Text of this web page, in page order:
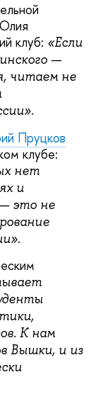
клуб: «Если
—
читаем не
Пруцков
клубе:
нет
и
это не
К нам
Вышки, и из